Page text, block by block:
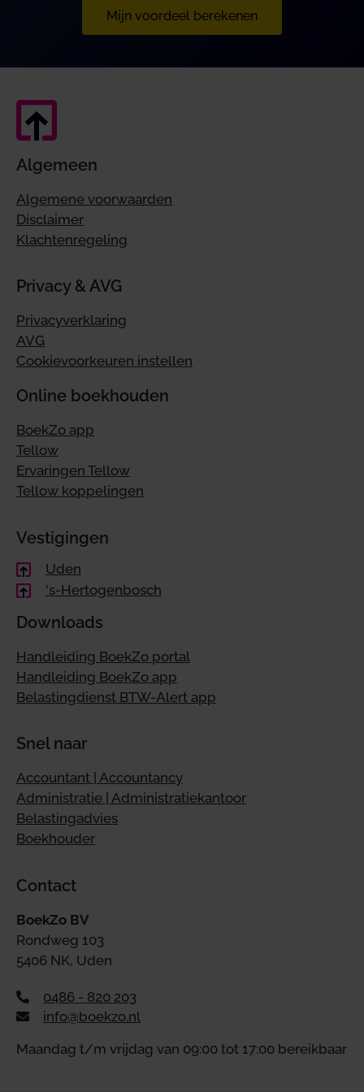
Mijn voordeel berekenen
Algemeen
Algemene voorwaarden
Disclaimer
Klachtenregeling
Privacy & AVG
Privacyverklaring
AVG
Cookievoorkeuren instellen
Online boekhouden
BoekZo app
Tellow
Ervaringen Tellow
Tellow koppelingen
Vestigingen
Uden
's-Hertogenbosch
Downloads
Handleiding BoekZo portal
Handleiding BoekZo app
Belastingdienst BTW-Alert app
Snel naar
Accountant | Accountancy
Administratie | Administratiekantoor
Belastingadvies
Boekhouder
Contact
BoekZo BV
Rondweg 103
5406 NK, Uden
0486 - 820 203
info@boekzo.nl
Maandag t/m vrijdag van 09:00 tot 17:00 bereikbaar